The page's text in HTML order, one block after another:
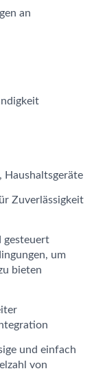
an
Haushaltsgeräte
Zuverlässigkeit
gesteuert
um
bieten
und einfach
von